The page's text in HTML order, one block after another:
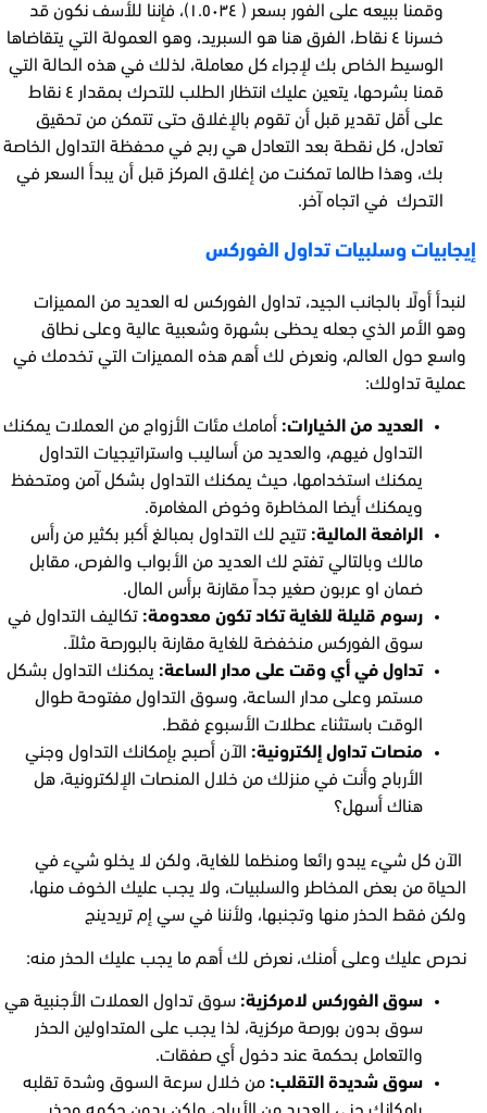
وقمنا ببيعه على الفور بسعر ( ١.٥٠٣٤)، فإننا للأسف نكون قد
خسرنا ٤ نقاط، الفرق هنا هو السبريد، وهو العمولة التي يتقاضاها
الوسيط الخاص بك لإجراء كل معاملة، لذلك في هذه الحالة التي
قمنا بشرحها، يتعين عليك انتظار الطلب للتحرك بمقدار ٤ نقاط
على أقل تقدير قبل أن تقوم بالإغلاق حتى تتمكن من تحقيق
تعادل، كل نقطة بعد التعادل هي ربح في محفظة التداول الخاصة
بك، وهذا طالما تمكنت من إغلاق المركز قبل أن يبدأ السعر في
التحرك في اتجاه آخر.
إيجابيات وسلبيات تداول الفوركس
لنبدأ أولًا بالجانب الجيد، تداول الفوركس له العديد من المميزات
وهو الأمر الذي جعله يحظى بشهرة وشعبية عالية وعلى نطاق
واسع حول العالم، ونعرض لك أهم هذه المميزات التي تخدمك في
عملية تداولك:
العديد من الخيارات: أمامك مئات الأزواج من العملات يمكنك
التداول فيهم، والعديد من أساليب واستراتيجيات التداول
يمكنك استخدامها، حيث يمكنك التداول بشكل آمن ومتحفظ
ويمكنك أيضا المخاطرة وخوض المغامرة.
الرافعة المالية: تتيح لك التداول بمبالغ أكبر بكثير من رأس
مالك وبالتالي تفتح لك العديد من الأبواب والفرص، مقابل
ضمان او عربون صغير جداً مقارنة برأس المال.
رسوم قليلة للغاية تكاد تكون معدومة: تكاليف التداول في
سوق الفوركس منخفضة للغاية مقارنة بالبورصة مثلاً.
تداول في أي وقت على مدار الساعة: يمكنك التداول بشكل
مستمر وعلى مدار الساعة، وسوق التداول مفتوحة طوال
الوقت باستثناء عطلات الأسبوع فقط.
منصات تداول إلكترونية: الآن أصبح بإمكانك التداول وجني
الأرباح وأنت في منزلك من خلال المنصات الإلكترونية، هل
هناك أسهل؟
الآن كل شيء يبدو رائعا ومنظما للغاية، ولكن لا يخلو شيء في
الحياة من بعض المخاطر والسلبيات، ولا يجب عليك الخوف منها،
ولكن فقط الحذر منها وتجنبها، ولأننا في سي إم تريدينج
نحرص عليك وعلى أمنك، نعرض لك أهم ما يجب عليك الحذر منه:
سوق الفوركس لامركزية: سوق تداول العملات الأجنبية هي
سوق بدون بورصة مركزية، لذا يجب على المتداولين الحذر
والتعامل بحكمة عند دخول أي صفقات.
سوق شديدة التقلب: من خلال سرعة السوق وشدة تقلبه